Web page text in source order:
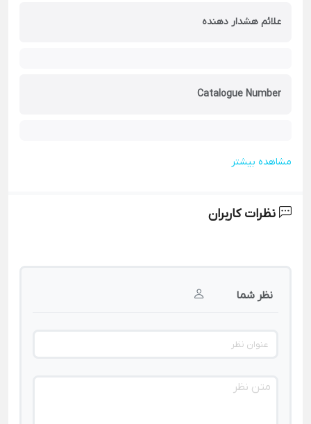
علائم هشدار دهنده
Catalogue Number
مشاهده بیشتر
نظرات کاربران
نظر شما